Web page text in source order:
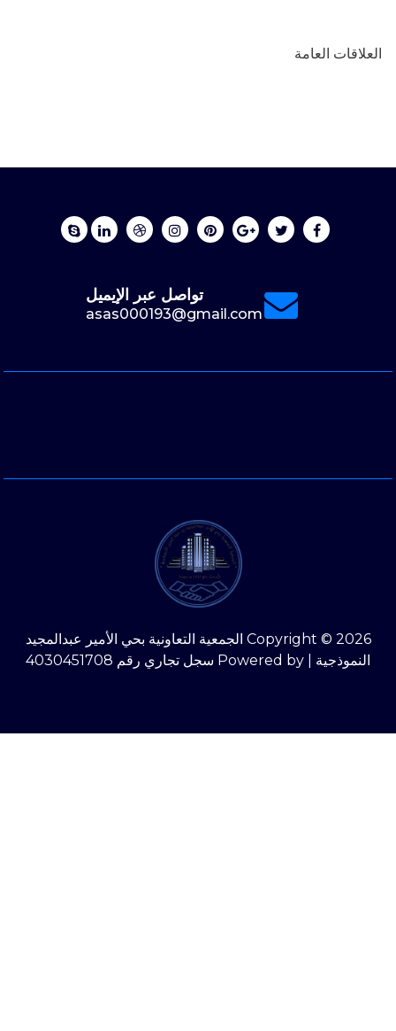
العلاقات العامة
تواصل عبر الإيميل
asas000193@gmail.com
Copyright © 2026 الجمعية التعاونية بحي الأمير عبدالمجيد
النموذجية | Powered by سجل تجاري رقم 4030451708